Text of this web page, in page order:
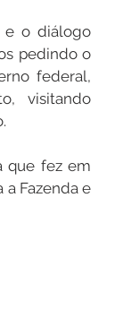
e o diálogo
pedindo o
federal,
visitando
que fez em
Fazenda e